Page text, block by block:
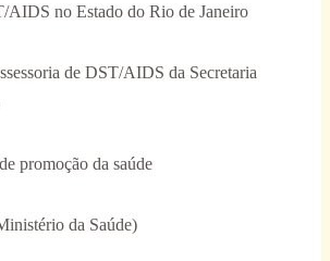
AIDS no Estado do Rio de Janeiro
de DST/AIDS da Secretaria
promoção da saúde
da Saúde)